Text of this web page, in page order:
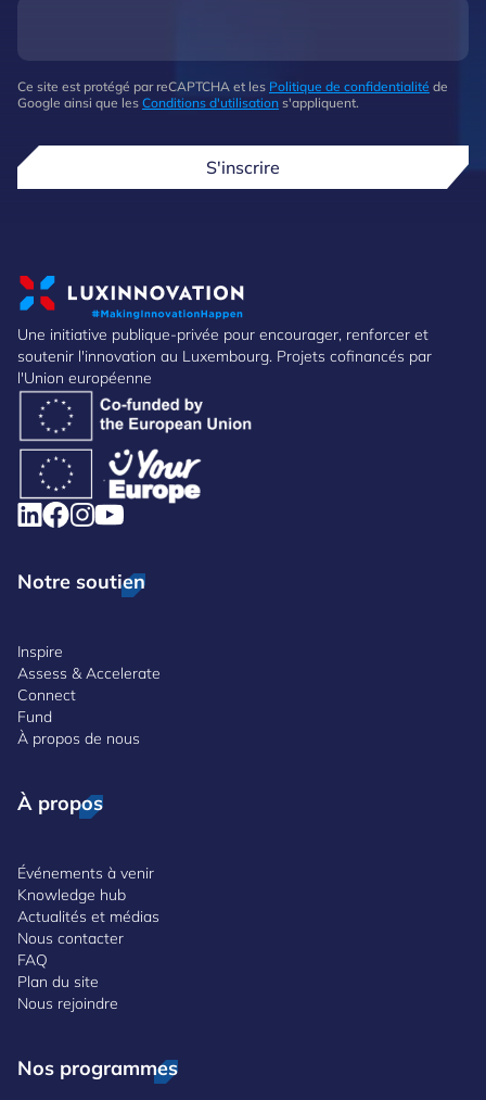
Ce site est protégé par reCAPTCHA et les Politique de confidentialité de
Google ainsi que les Conditions d'utilisation s'appliquent.
S'inscrire
Une initiative publique-privée pour encourager, renforcer et
soutenir l'innovation au Luxembourg. Projets cofinancés par
l'Union européenne
Notre soutien
Inspire
Assess & Accelerate
Connect
Fund
À propos de nous
À propos
Événements à venir
Knowledge hub
Actualités et médias
Nous contacter
FAQ
Plan du site
Nous rejoindre
Nos programmes